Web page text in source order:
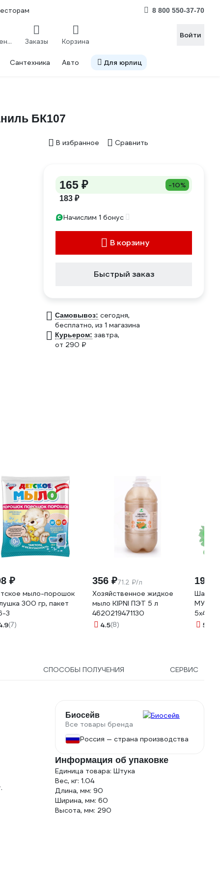
8 800 550-37-70
Сравнение Заказы Корзина
Войти
Сантехника Авто Для юрлиц
БК107
В избранное Сравнить
165 ₽ -10%
183 ₽
Начислим 1 бонус
В корзину
Быстрый заказ
Самовывоз: сегодня,
бесплатно, из 1 магазина
Курьером: завтра,
от 290 ₽
₽
мыло-порошок
300 гр, пакет
3
(7)
356 ₽71.2 ₽/л
Хозяйственное жидкое
мыло KIPNI ПЭТ 5 л
4620219471130
4.5(8)
198 ₽
5х4 см
5
СПОСОБЫ ПОЛУЧЕНИЯ СЕРВИС
Биосейв
Все товары бренда
Россия — страна производства
Информация об упаковке
Единица товара: Штука
Вес, кг: 1.04
Длина, мм: 90
Ширина, мм: 60
Высота, мм: 290